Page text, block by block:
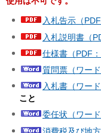
入札告示（PDF
入札説明書（
仕様書（PDF：
質問票（ワード
入札書（ワード
こと
委任状（ワード
消費税及び地